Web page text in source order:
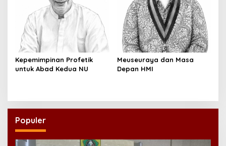
Kepemimpinan Profetik
untuk Abad Kedua NU
Meuseuraya dan Masa
Depan HMI
Populer